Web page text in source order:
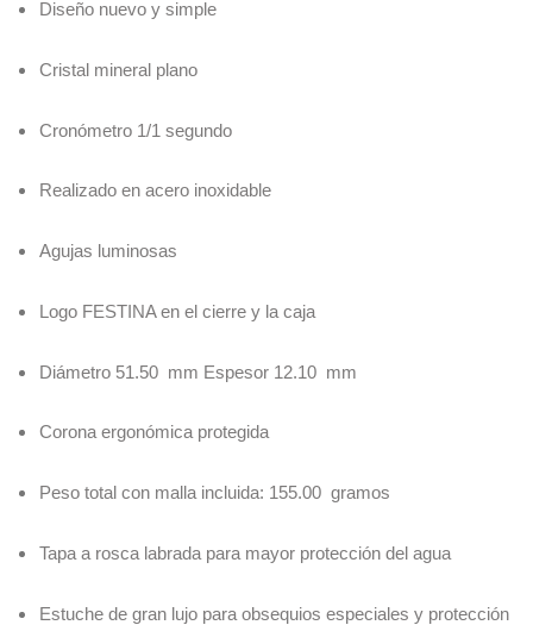
Diseño nuevo y simple
Cristal mineral plano
Cronómetro 1/1 segundo
Realizado en acero inoxidable
Agujas luminosas
Logo FESTINA en el cierre y la caja
Diámetro 51.50 mm Espesor 12.10 mm
Corona ergonómica protegida
Peso total con malla incluida: 155.00 gramos
Tapa a rosca labrada para mayor protección del agua
Estuche de gran lujo para obsequios especiales y protección